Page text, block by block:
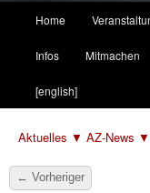
Zum
primären
Inhalt
springen
Zum
sekundären
Inhalt
springen
Home
Infos Mitmachen
[english]
Aktuelles ▼ AZ-News ▼
Beitragsnavigation
← Vorheriger